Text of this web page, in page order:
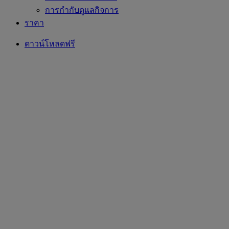
การกำกับดูแลกิจการ
ราคา
ดาวน์โหลดฟรี